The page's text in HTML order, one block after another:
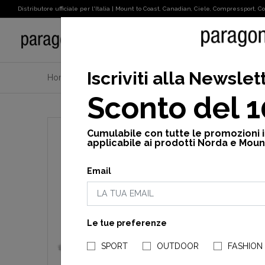
Distributore ufficiale per l'Italia | Mount to Coast, Canadian, Ciele, Compressport,
Home Norda Scarpe Norda 001A - Norda 001A
Iscriviti alla
Sconto del
Cumulabile con tutte le promozioni
applicabile ai prodotti Norda e
Email
Le tue preferenze
SPORT OUTDOOR FASHION